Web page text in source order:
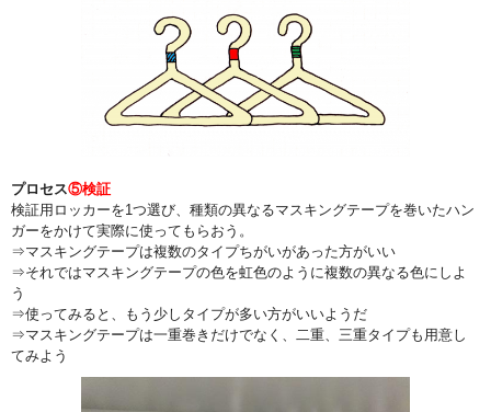
プロセス⑤検証
検証用ロッカーを1つ選び、種類の異なるマスキングテープを巻いたハン
ガーをかけて実際に使ってもらおう。
⇒マスキングテープは複数のタイプちがいがあった方がいい
⇒それではマスキングテープの色を虹色のように複数の異なる色にしよ
う
⇒使ってみると、もう少しタイプが多い方がいいようだ
⇒マスキングテープは一重巻きだけでなく、二重、三重タイプも用意し
てみよう